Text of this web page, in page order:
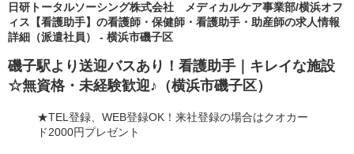
日研トータルソーシング株式会社 メディカルケア事業部/横浜オフ
ィス【看護助手】の看護師・保健師・看護助手・助産師の求人情報
詳細（派遣社員） - 横浜市磯子区
磯子駅より送迎バスあり！看護助手｜キレイな施設
☆無資格・未経験歓迎♪（横浜市磯子区）
★TEL登録、WEB登録OK！来社登録の場合はクオカー
ド2000円プレゼント